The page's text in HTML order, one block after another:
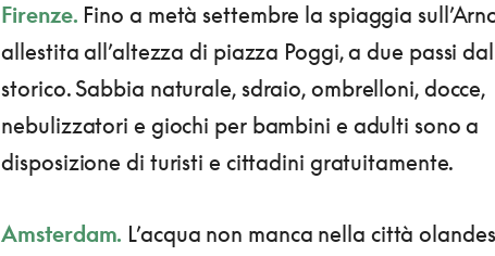
Firenze. Fino a metà settembre la spiaggia
allestita all’altezza di piazza Poggi, a due passi
storico. Sabbia naturale, sdraio, ombrelloni, docce,
nebulizzatori e giochi per bambini e adulti sono a
disposizione di turisti e cittadini gratuitamente.
Amsterdam. L’acqua non manca nella città